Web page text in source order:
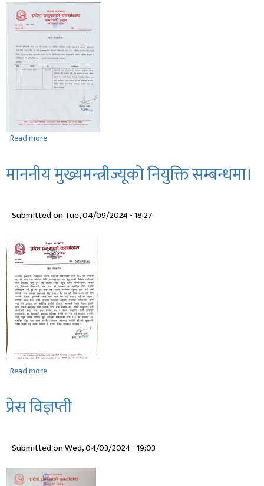
।
Read moreabout
शपथ
ग्रहण
माननीय मुख्यमन्त्रीज्यूको नियुक्ति सम्बन्धमा।
Submitted on Tue, 04/09/2024 - 18:27
Read more
नियुक्ति
सम्बन्धमा।
प्रेस विज्ञप्ती
Submitted on Wed, 04/03/2024 - 19:03